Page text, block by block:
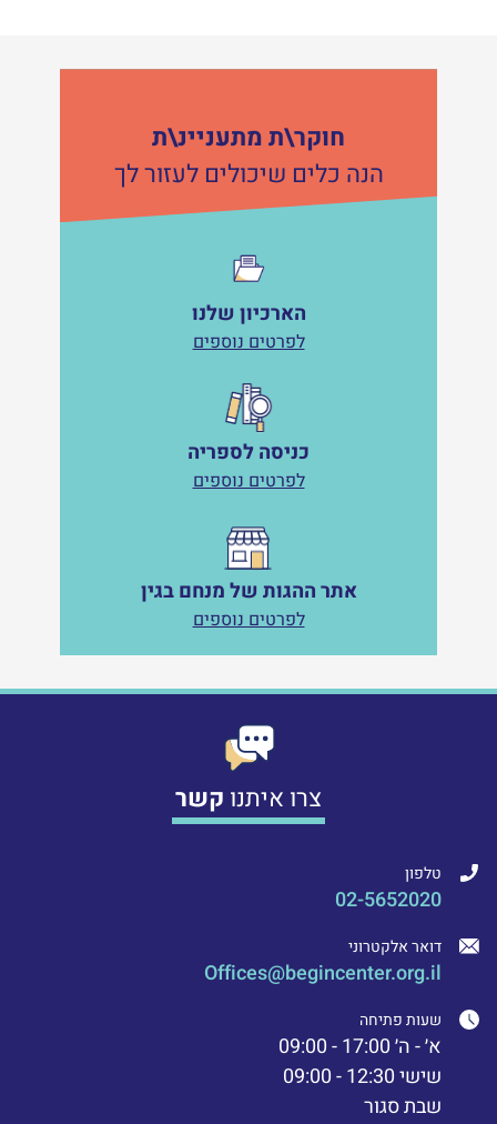
חוקר\ת מתעניינ\ת
הנה כלים שיכולים לעזור לך
הארכיון שלנו
לפרטים נוספים
כניסה לספריה
לפרטים נוספים
אתר ההגות של מנחם בגין
לפרטים נוספים
צרו איתנו קשר
טלפון
02-5652020
דואר אלקטרוני
Offices@begincenter.org.il
שעות פתיחה
א׳ - ה׳ 17:00 - 09:00
שישי 12:30 - 09:00
שבת סגור